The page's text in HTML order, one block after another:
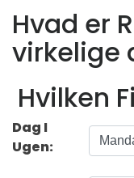
Hvad er
virkelige
Hvilken
Dag I
Ugen: